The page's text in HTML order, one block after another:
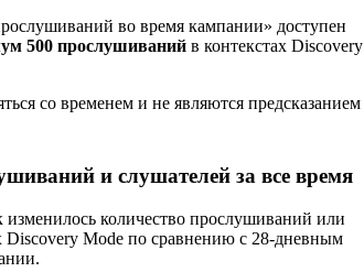
во время кампании» доступен
500 прослушиваний в контекстах Discovery
со временем и не являются предсказанием
и слушателей за все время
изменилось количество прослушиваний или
Discovery Mode по сравнению с 28-дневным